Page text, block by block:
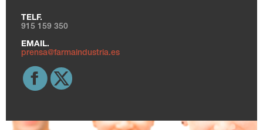
TELF.
915 159 350
EMAIL.
prensa@farmaindustria.es